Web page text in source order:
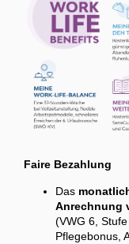
Faire Bezahlung
Das
Anrechnung
(VWG 6,
Pflegebonus,